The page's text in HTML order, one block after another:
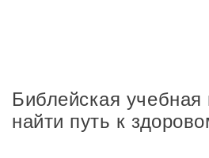
Библейская учебная
найти путь к